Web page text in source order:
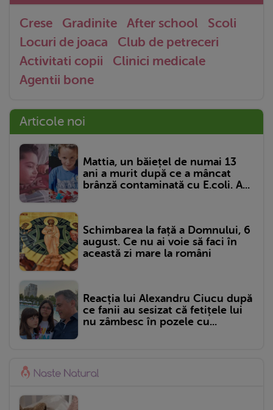
Crese Gradinite After school
Scoli
Locuri de joaca
Club de petreceri
Activitati copii
Clinici medicale
Agentii bone
Articole noi
Mattia, un băiețel de numai 13
ani a murit după ce a mâncat
brânză contaminată cu E.coli. A...
Schimbarea la față a Domnului, 6
august. Ce nu ai voie să faci în
această zi mare la români
Reacția lui Alexandru Ciucu după
ce fanii au sesizat că fetițele lui
nu zâmbesc în pozele cu...